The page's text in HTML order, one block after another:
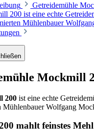
Getreidemühle
200 ist eine echte
Mühlenbauer
Mockmill
200 ist eine echte
Mühlenbauer Wolfgang
mahlt feinstes Mehl